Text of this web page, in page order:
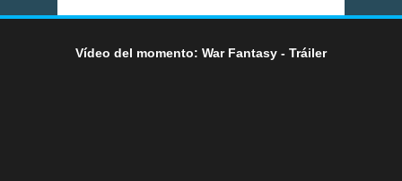
Vídeo del momento: War Fantasy - Tráiler